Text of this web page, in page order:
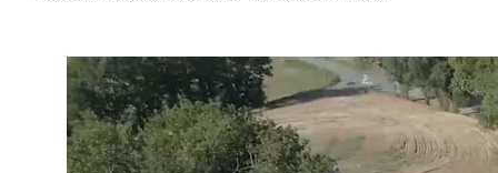
PODCASTS
ACTUALITÉS